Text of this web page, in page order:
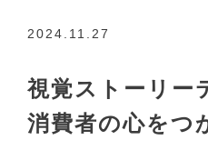
2024.11.27
視覚ストーリー
消費者の心をつ